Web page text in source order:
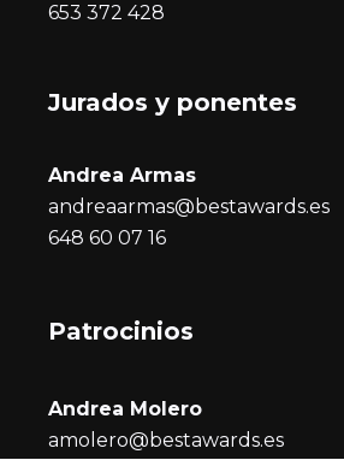
653 372 428
Jurados y ponentes
Andrea Armas
andreaarmas@bestawards.es
648 60 07 16
Patrocinios
Andrea Molero
amolero@bestawards.es